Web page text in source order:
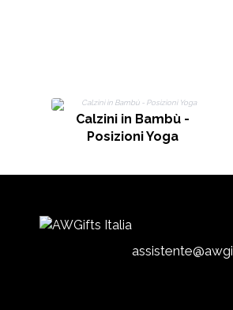
Calzini in Bambù -
Posizioni Yoga